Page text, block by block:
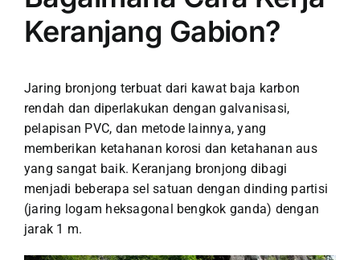
Keranjang Gabion?
Jaring bronjong terbuat dari kawat baja karbon
rendah dan diperlakukan dengan galvanisasi,
pelapisan PVC, dan metode lainnya, yang
memberikan ketahanan korosi dan ketahanan aus
yang sangat baik. Keranjang bronjong dibagi
menjadi beberapa sel satuan dengan dinding partisi
(jaring logam heksagonal bengkok ganda) dengan
jarak 1 m.